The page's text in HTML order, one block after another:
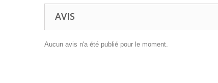
AVIS
Aucun avis n'a été publié pour le moment.